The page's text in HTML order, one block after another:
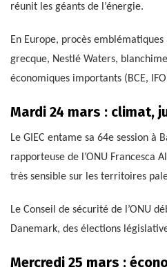
réunit les géants de l’énergie.
En Europe, procès
grecque, Nestlé Waters,
économiques importants (BCE,
Mardi 24 mars : climat,
Le GIEC entame sa 64e session à
rapporteuse de l’ONU Francesca
très sensible sur les territoires
Le Conseil de sécurité de l’ONU
Danemark, des élections
Mercredi 25 mars :